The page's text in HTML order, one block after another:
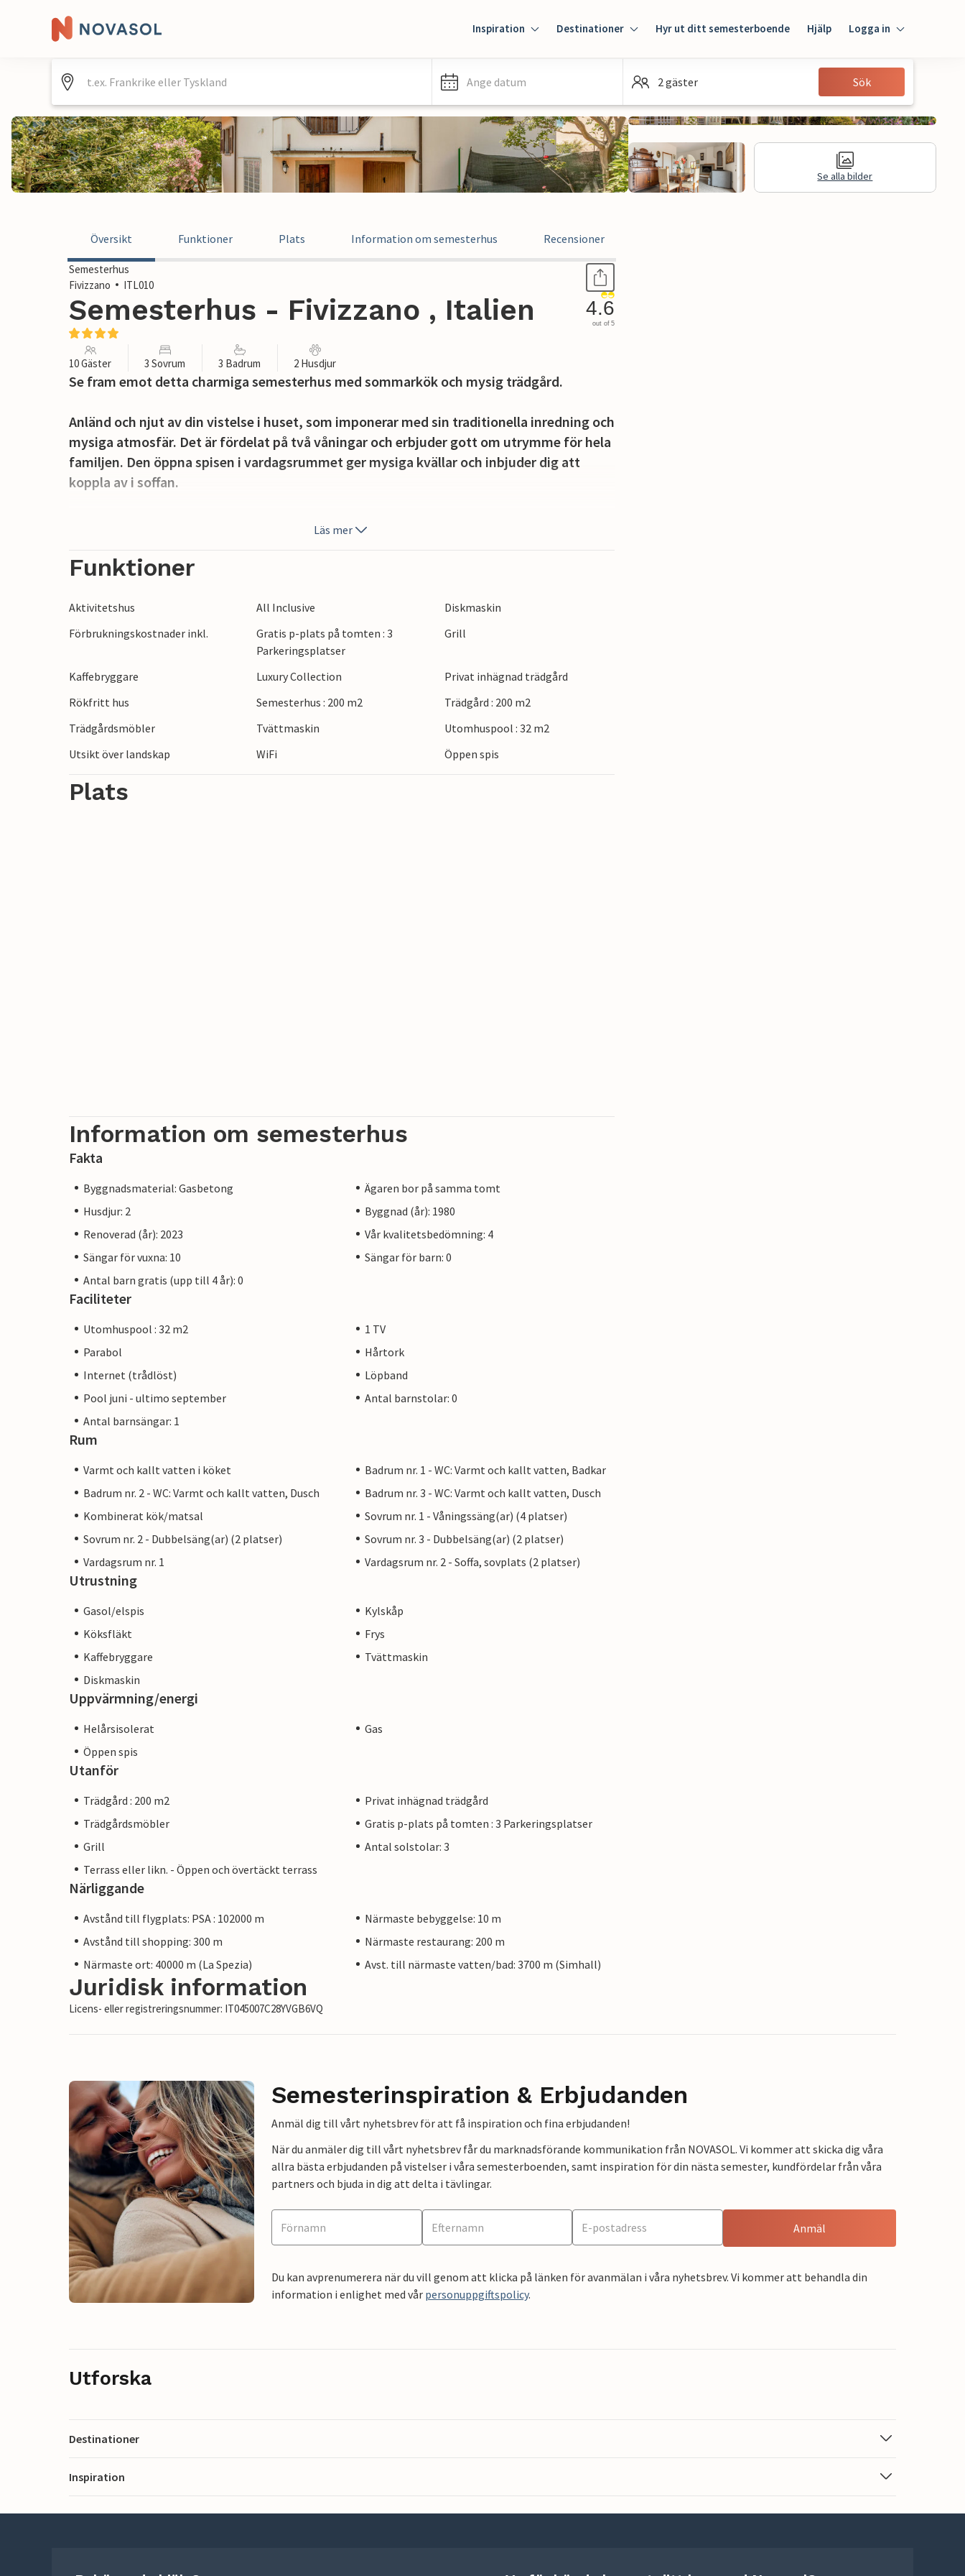
Inspiration Destinationer Hyr ut ditt semesterboende Hjälp Logga in
Gäst
Ange datum 2 gäster Sök
Se alla bilder
Översikt Funktioner Plats Information om semesterhus Recensioner
Semesterhus
Fivizzano
ITL010
Semesterhus - Fivizzano , Italien 4.6
out of 5
10 Gäster 3 Sovrum 3 Badrum 2 Husdjur
Se fram emot detta charmiga semesterhus med sommarkök och mysig trädgård.
Anländ och njut av din vistelse i huset, som imponerar med sin traditionella inredning och
mysiga atmosfär. Det är fördelat på två våningar och erbjuder gott om utrymme för hela
familjen. Den öppna spisen i vardagsrummet ger mysiga kvällar och inbjuder dig att
koppla av i soffan.
Du kan också njuta av tiden utomhus, eftersom sommarköket med tegelgrill inbjuder dig
Koppla av i hängmattan eller på solstolarna och njut av lugnet och skönheten i
gränderna och byggnaderna i byn på en promenad. Du kan också utforska de
imponerande Apuanska Alperna, idealiska för vandring och naturupplevelser. Besök de
varma källorna i Equi Terme eller ta en dagsutflykt till den närliggande kusten. Regionen
är rik på kultur och historia, med många små byar och sevärdheter som väntar på att bli
upptäckta.
Läs mer
Funktioner
Aktivitetshus All Inclusive
Diskmaskin
Förbrukningskostnader inkl.
Gratis p-plats på tomten : 3
Parkeringsplatser
Grill
Kaffebryggare Luxury Collection
Privat inhägnad trädgård
Rökfritt hus
Semesterhus : 200 m2
Trädgård : 200 m2
Trädgårdsmöbler
Tvättmaskin
Utomhuspool : 32 m2
Utsikt över landskap
WiFi Öppen spis
Plats
Information om semesterhus
Fakta
Byggnadsmaterial: Gasbetong
Ägaren bor på samma tomt
Husdjur: 2
Byggnad (år): 1980
Renoverad (år): 2023
Vår kvalitetsbedömning: 4
Sängar för vuxna: 10
Sängar för barn: 0
Antal barn gratis (upp till 4 år): 0
Faciliteter
Utomhuspool : 32 m2
1 TV
Parabol
Hårtork
Internet (trådlöst)
Löpband
Pool juni - ultimo september
Antal barnstolar: 0
Antal barnsängar: 1
Rum
Varmt och kallt vatten i köket
Badrum nr. 1 - WC: Varmt och kallt vatten, Badkar
Badrum nr. 2 - WC: Varmt och kallt vatten, Dusch
Badrum nr. 3 - WC: Varmt och kallt vatten, Dusch
Kombinerat kök/matsal
Sovrum nr. 1 - Våningssäng(ar) (4 platser)
Sovrum nr. 2 - Dubbelsäng(ar) (2 platser)
Sovrum nr. 3 - Dubbelsäng(ar) (2 platser)
Vardagsrum nr. 1
Vardagsrum nr. 2 - Soffa, sovplats (2 platser)
Utrustning
Gasol/elspis
Kylskåp
Köksfläkt
Frys
Kaffebryggare
Tvättmaskin
Diskmaskin
Uppvärmning/energi
Helårsisolerat
Gas
Öppen spis
Utanför
Trädgård : 200 m2
Privat inhägnad trädgård
Trädgårdsmöbler
Gratis p-plats på tomten : 3 Parkeringsplatser
Grill
Antal solstolar: 3
Terrass eller likn. - Öppen och övertäckt terrass
Närliggande
Avstånd till flygplats: PSA : 102000 m
Närmaste bebyggelse: 10 m
Avstånd till shopping: 300 m
Närmaste restaurang: 200 m
Närmaste ort: 40000 m (La Spezia)
Avst. till närmaste vatten/bad: 3700 m (Simhall)
Juridisk information
Licens- eller registreringsnummer: IT045007C28YVGB6VQ
Semesterinspiration & Erbjudanden
Anmäl dig till vårt nyhetsbrev för att få inspiration och fina erbjudanden!
När du anmäler dig till vårt nyhetsbrev får du marknadsförande kommunikation från NOVASOL. Vi kommer att skicka dig våra
allra bästa erbjudanden på vistelser i våra semesterboenden, samt inspiration för din nästa semester, kundfördelar från våra
partners och bjuda in dig att delta i tävlingar.
Anmäl
Du kan avprenumerera när du vill genom att klicka på länken för avanmälan i våra nyhetsbrev. Vi kommer att behandla din
information i enlighet med vår personuppgiftspolicy.
Utforska
Destinationer
Inspiration